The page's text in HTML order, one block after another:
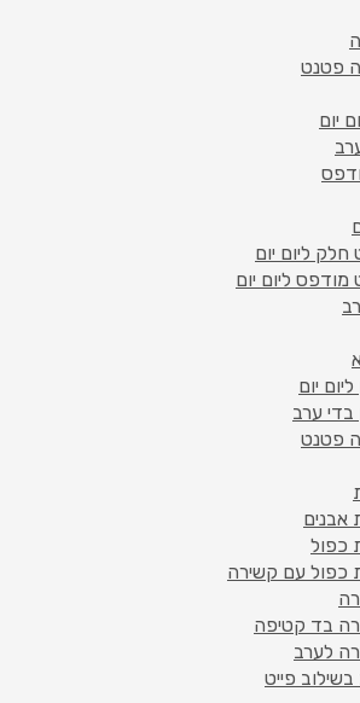
יום
ליום יום
עם קשירה
קטיפה
פייט